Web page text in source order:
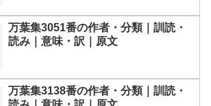
万葉集3051番の作者・分類｜訓読・
読み｜意味・訳｜原文
万葉集3138番の作者・分類｜訓読・